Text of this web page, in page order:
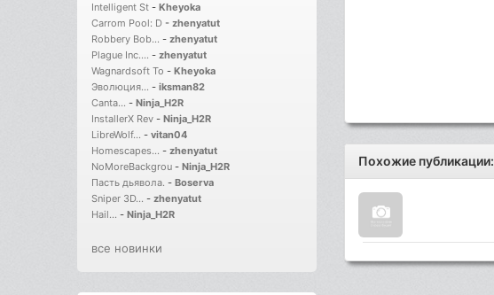
Intelligent St - Kheyoka
Carrom Pool: D - zhenyatut
Robbery Bob... - zhenyatut
Plague Inc.... - zhenyatut
Wagnardsoft To - Kheyoka
Эволюция... - iksman82
Canta... - Ninja_H2R
InstallerX Rev - Ninja_H2R
LibreWolf... - vitan04
Homescapes... - zhenyatut
NoMoreBackgrou - Ninja_H2R
Пасть дьявола. - Boserva
Sniper 3D... - zhenyatut
Hail... - Ninja_H2R
все новинки
Похожие публикации: